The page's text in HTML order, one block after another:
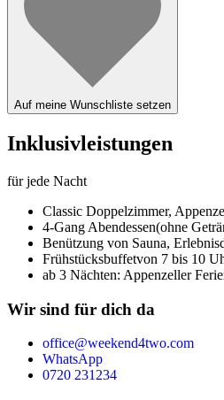
Auf meine Wunschliste setzen
Inklusivleistungen
für jede Nacht
Classic Doppelzimmer,
4-Gang Abendessen(ohne
Benützung von Sauna,
Frühstücksbuffetvon 7 bis 10
ab 3 Nächten: Appenzeller
Wir sind für dich da
office@weekend4two.com
WhatsApp
0720 231234